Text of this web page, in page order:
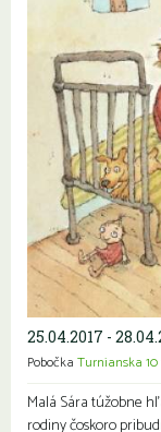
25.04.2017 -
Pobočka Turnianska 10
Malá Sára túžobne
rodiny čoskoro